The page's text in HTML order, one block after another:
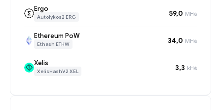
Ergo
Autolykos2 ERG 59,0 MH/s
Ethereum PoW
Ethash ETHW 34,0 MH/s
Xelis
XelisHashV2 XEL 3,3 kH/s